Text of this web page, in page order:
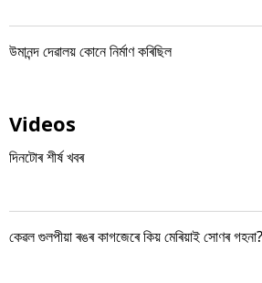
উমানন্দ দেৱালয় কোনে নিৰ্মাণ কৰিছিল
Videos
দিনটোৰ শীৰ্ষ খবৰ
কেৱল গুলপীয়া ৰঙৰ কাগজেৰে কিয় মেৰিয়াই সোণৰ গহনা?